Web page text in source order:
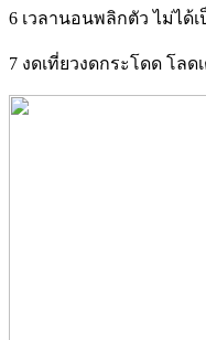
6 เวลานอนพลิกตัว ไม่ได้เ
7 งดเที่ยวงดกระโดด โลด